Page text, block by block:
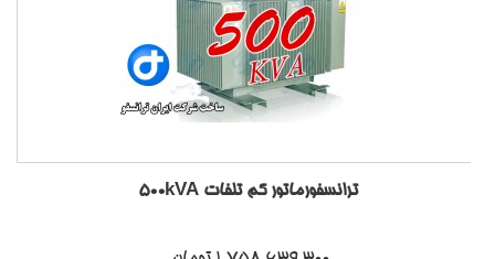
ترانسفورماتور کم تلفات 500kVA